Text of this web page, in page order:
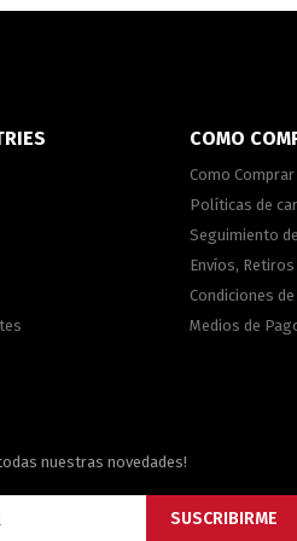
COMO
Como Comprar
Políticas de
Seguimiento
Envíos,
Condiciones
Medios de
nuestras novedades!
SUSCRIBIRME